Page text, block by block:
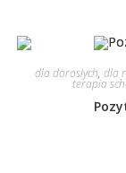
dla dorosłych, dla
terapia